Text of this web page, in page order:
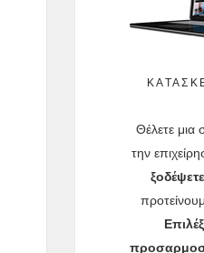
Θέλετε μια
την